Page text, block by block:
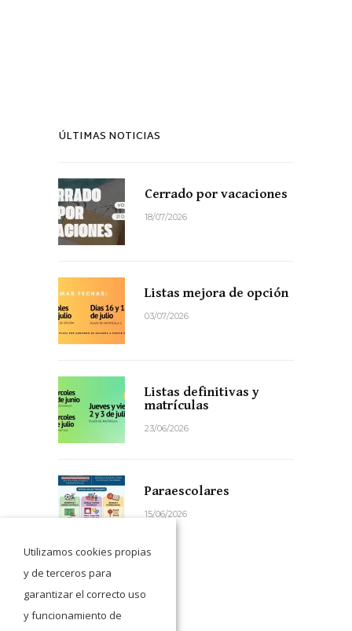
ÚLTIMAS NOTICIAS
Cerrado por vacaciones
18/07/2026
Listas mejora de opción
03/07/2026
Listas definitivas y
matrículas
23/06/2026
Paraescolares
15/06/2026
Utilizamos cookies propias
y de terceros para
garantizar el correcto uso
y funcionamiento de